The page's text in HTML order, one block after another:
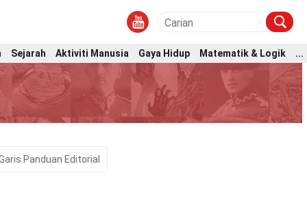
Sejarah Aktiviti Manusia Gaya Hidup Matematik & Logik ...
Panduan Editorial